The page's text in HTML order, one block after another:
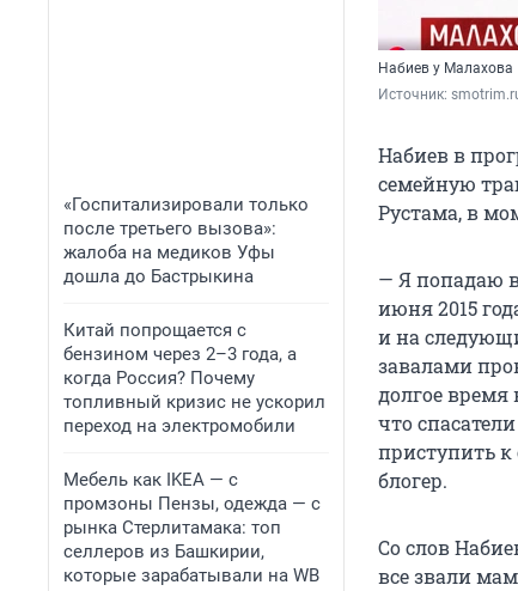
«Госпитализировали только
после третьего вызова»:
жалоба на медиков Уфы
дошла до Бастрыкина
Китай попрощается с
бензином через 2–3 года, а
когда Россия? Почему
топливный кризис не ускорил
переход на электромобили
Мебель как IKEA — с
промзоны Пензы, одежда — с
рынка Стерлитамака: топ
селлеров из Башкирии,
которые зарабатывали на WB
Набиев у Малахова
Источник:
Набиев в
семейную
Рустама, в
— Я попадаю
июня 2015
и на
завалами
долгое
что
приступить к
блогер.
Со слов
все звали